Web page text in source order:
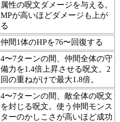
属性の呪文ダメージを与える。
MPが高いほどダメージも上が
る
仲間1体のHPを76〜回復する
4〜7ターンの間、仲間全体の守
備力を1.4倍上昇させる呪文。2
回の重ねがけで最大1.8倍。
4〜7ターンの間、敵全体の呪文
を封じる呪文。使う仲間モンス
ターのかしこさが高いほど成功